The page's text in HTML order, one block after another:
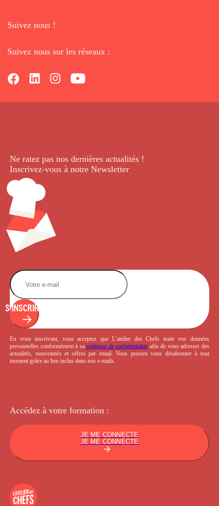
Suivez nous !
Suivez nous sur les réseaux :
Ne ratez pas nos dernières actualités !
Inscrivez-vous à notre Newsletter.
S'INSCRIRE
En vous inscrivant, vous acceptez que L’atelier des Chefs traite vos données
personnelles conformément à sa politique de confidentialité afin de vous adresser des
actualités, nouveautés et offres par email. Vous pouvez vous désabonner à tout
moment grâce au lien inclus dans nos e-mails.
Accédez à votre formation :
JE ME CONNECTE
JE ME CONNECTE